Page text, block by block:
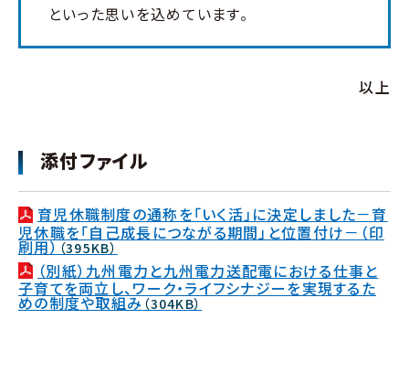
といった思いを込めています。
以上
添付ファイル
育児休職制度の通称を「いく活」に決定しました－育
児休職を「自己成長につながる期間」と位置付け－（印
刷用）（395KB）
（別紙）九州電力と九州電力送配電における仕事と
子育てを両立し、ワーク・ライフシナジーを実現するた
めの制度や取組み（304KB）